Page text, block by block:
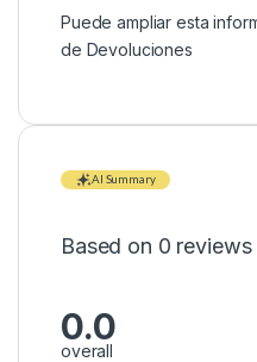
Puede ampliar esta
de Devoluciones
AI Summary
Based on 0 reviews
0.0
overall